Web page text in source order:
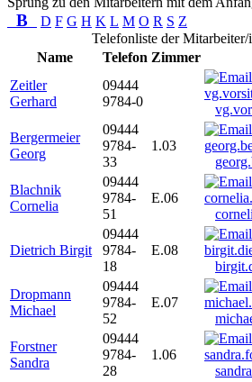
B D F G H K L M O R S Z
Telefonliste der
Name
Telefon Zimmer
Zeitler
Gerhard
09444
9784-0
Bergermeier
Georg
09444
9784-
33
1.03
Blachnik
Cornelia
09444
9784-
51
E.06
Dietrich Birgit
09444
9784-
18
E.08
Dropmann
Michael
09444
9784-
52
E.07
Forstner
Sandra
09444
9784-
28
1.06